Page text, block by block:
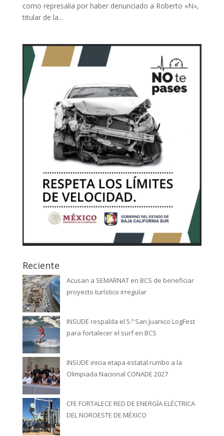
como represalia por haber denunciado a Roberto «N»,
titular de la...
Reciente
Acusan a SEMARNAT en BCS de beneficiar
proyecto turístico irregular
INSUDE respalda el 5.º San Juanico LogFest
para fortalecer el surf en BCS
INSUDE inicia etapa estatal rumbo a la
Olimpiada Nacional CONADE 2027
CFE FORTALECE RED DE ENERGÍA ELÉCTRICA
DEL NOROESTE DE MÉXICO